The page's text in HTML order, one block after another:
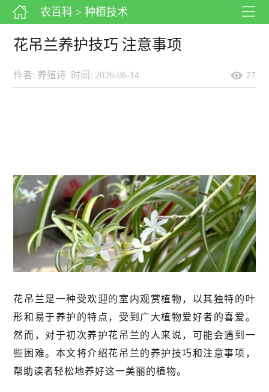
农百科 > 种植技术
花吊兰养护技巧 注意事项
作者: 养殖诗 时间: 2026-06-14 27
花吊兰是一种受欢迎的室内观赏植物，以其独特的叶
形和易于养护的特点，受到广大植物爱好者的喜爱。
然而，对于初次养护花吊兰的人来说，可能会遇到一
些困难。本文将介绍花吊兰的养护技巧和注意事项，
帮助读者轻松地养好这一美丽的植物。